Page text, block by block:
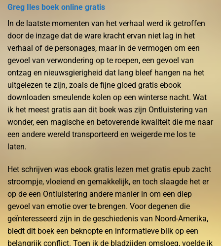
Greg Iles boek online gratis
In de laatste momenten van het verhaal werd ik getroffen
door de inzage dat de ware kracht ervan niet lag in het
verhaal of de personages, maar in de vermogen om een
gevoel van verwondering op te roepen, een gevoel van
ontzag en nieuwsgierigheid dat lang bleef hangen na het
uitgelezen te zijn, zoals de fijne gloed gratis ebook
downloaden smeulende kolen op een winterse nacht. Wat
ik het meest gratis aan dit boek was zijn Ontluistering van
wonder, een magische en betoverende kwaliteit die me naar
een andere wereld transporteerd en weigerde me los te
laten.
Het schrijven was ebook gratis lezen met gratis epub zacht
stroompje, vloeiend en gemakkelijk, en toch slaagde het er
op de een Ontluistering andere manier in om een diep
gevoel van emotie over te brengen. Voor degenen die
geïnteresseerd zijn in de geschiedenis van Noord-Amerika,
biedt dit boek een beknopte en informatieve blik op een
belangrijk conflict. Toen ik de bladzijden omsloeg, voelde ik